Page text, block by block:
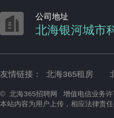
 公司地址
北海银河城市
友情链接： 北海365租房
© 北海365招聘网 增值电信业务
本站内容为用户上传，相应法律责